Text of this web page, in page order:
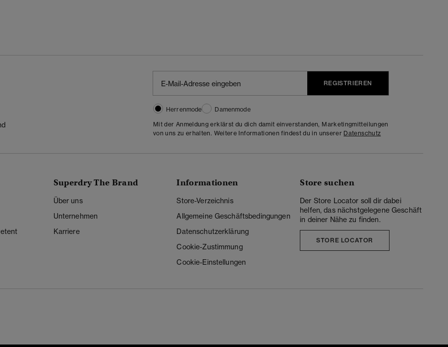
REGISTRIEREN
Herrenmode
Damenmode
Mit der Anmeldung erklärst du dich damit einverstanden, Marketingmitteilungen
von uns zu erhalten. Weitere Informationen findest du in unserer Datenschutz
Superdry The Brand
Über uns
Unternehmen
Karriere
Informationen
Store-Verzeichnis
Allgemeine Geschäftsbedingungen
Datenschutzerklärung
Cookie-Zustimmung
Cookie-Einstellungen
Store suchen
Der Store Locator soll dir dabei
helfen, das nächstgelegene Geschäft
in deiner Nähe zu finden.
STORE LOCATOR